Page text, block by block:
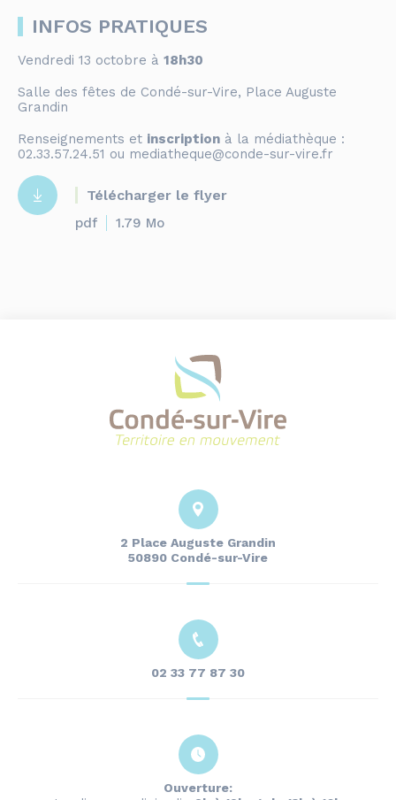
INFOS PRATIQUES
Vendredi 13 octobre à 18h30
Salle des fêtes de Condé-sur-Vire, Place Auguste
Grandin
Renseignements et inscription à la médiathèque :
02.33.57.24.51 ou mediatheque@conde-sur-vire.fr
Télécharger le flyer
pdf 1.79 Mo
2 Place Auguste Grandin
50890 Condé-sur-Vire
02 33 77 87 30
Ouverture: